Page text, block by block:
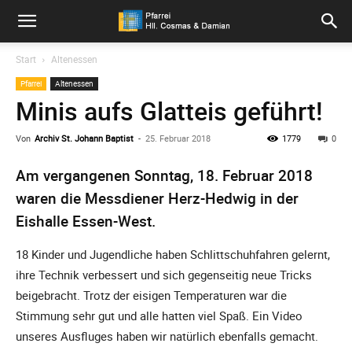
Pfarrei
Hll.
und
Damian
Start Altenessen
Pfarrei Altenessen
Minis aufs Glatteis geführt!
Von Archiv St. Johann Baptist - 25. Februar 2018 0
1779
Am vergangenen Sonntag, 18. Februar 2018
waren die Messdiener Herz-Hedwig in der
Eishalle Essen-West.
18 Kinder und Jugendliche haben Schlittschuhfahren gelernt,
ihre Technik verbessert und sich gegenseitig neue Tricks
beigebracht. Trotz der eisigen Temperaturen war die
Stimmung sehr gut und alle hatten viel Spaß. Ein Video
unseres Ausfluges haben wir natürlich ebenfalls gemacht.